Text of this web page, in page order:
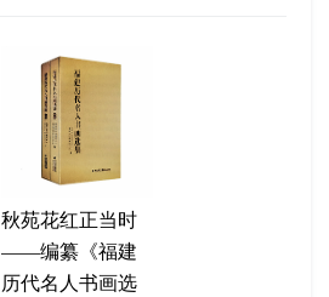
秋苑花红正当时
——编纂《福建
历代名人书画选